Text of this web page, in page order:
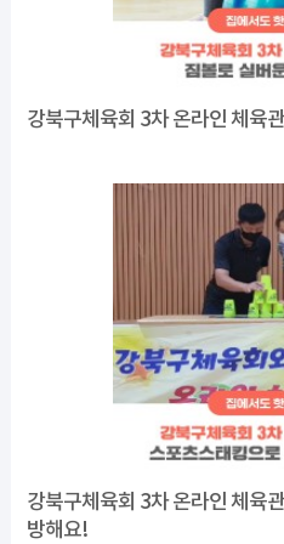
강북구체육회 3차 온라인 체육
강북구체육회 3차 온라인 체육
방해요!